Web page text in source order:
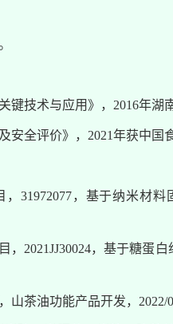
键技术与应用》，2016年湖
安全评价》，2021年获中国
31972077，基于纳米材
，2021JJ30024，基于糖蛋
山茶油功能产品开发，2022/